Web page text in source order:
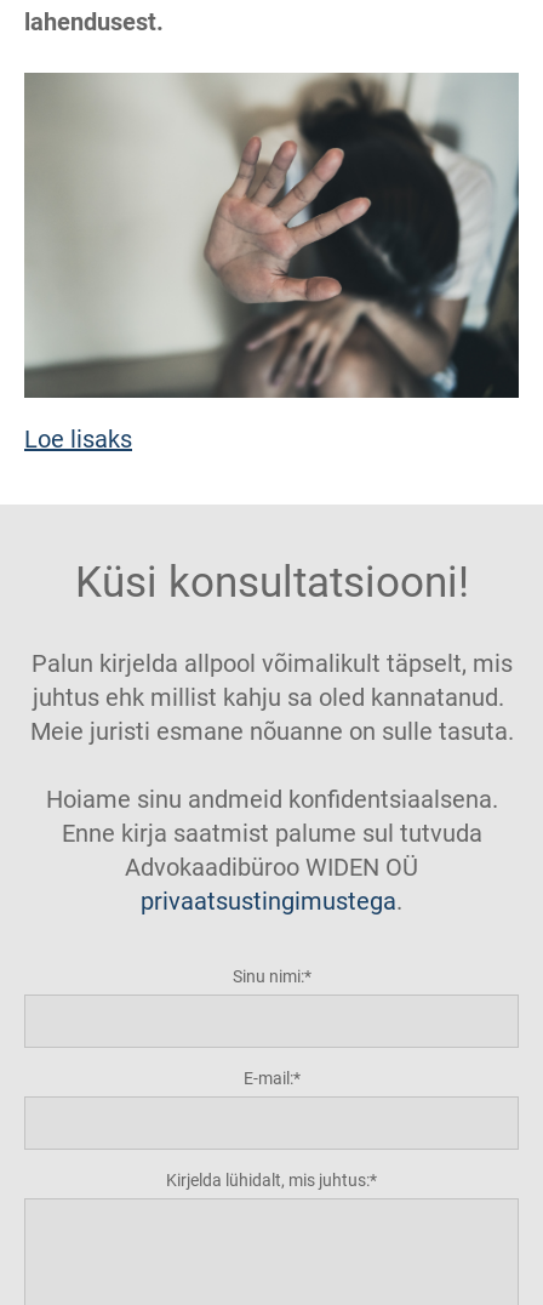
lahendusest.
Loe lisaks
Küsi konsultatsiooni!
Palun kirjelda allpool võimalikult täpselt, mis
juhtus ehk millist kahju sa oled kannatanud.
Meie juristi esmane nõuanne on sulle tasuta.
Hoiame sinu andmeid konfidentsiaalsena.
Enne kirja saatmist palume sul tutvuda
Advokaadibüroo WIDEN OÜ
privaatsustingimustega.
Sinu nimi:
E-mail:
Kirjelda lühidalt, mis juhtus: